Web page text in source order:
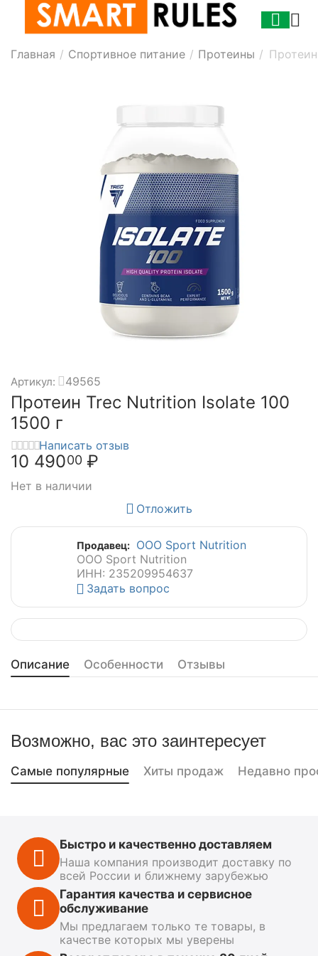
Главная / Спортивное питание / Протеины /
Артикул: 49565
Протеин Trec Nutrition Isolate 100
1500 г
Написать отзыв
10 49000 ₽
Нет в наличии
Отложить
Продавец: ООО Sport Nutrition
ООО Sport Nutrition
ИНН: 235209954637
Задать вопрос
Описание Особенности Отзывы
Возможно, вас это заинтересует
Самые популярные Хиты продаж Недавно
Быстро и качественно доставляем
Наша компания производит доставку по
всей России и ближнему зарубежью
Гарантия качества и сервисное
обслуживание
Мы предлагаем только те товары, в
качестве которых мы уверены